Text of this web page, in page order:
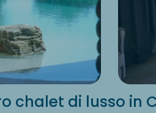
chalet di lusso in